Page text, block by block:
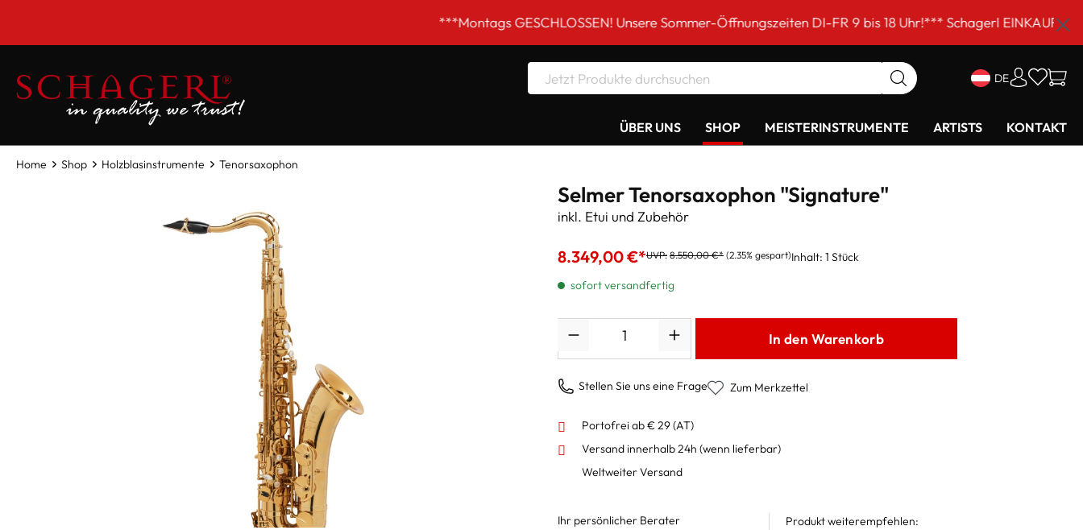
***Montags GESCHLOSSEN! Unsere Sommer-Öffnungszeiten DI-FR 9 bis 18 Uhr!*** Schagerl EINKAUFSSAMSTAG am
DE
ÜBER UNS SHOP MEISTERINSTRUMENTE ARTISTS KONTAKT
Home Shop Holzblasinstrumente Tenorsaxophon
Selmer Tenorsaxophon "Signature"
inkl. Etui und Zubehör
8.349,00 €*UVP: 8.550,00 €* (2.35% gespart)Inhalt: 1 Stück
sofort versandfertig
In den Warenkorb
Stellen Sie uns eine Frage Zum Merkzettel
Portofrei ab € 29 (AT)
Versand innerhalb 24h (wenn lieferbar)
Weltweiter Versand
Ihr persönlicher Berater Produkt weiterempfehlen: